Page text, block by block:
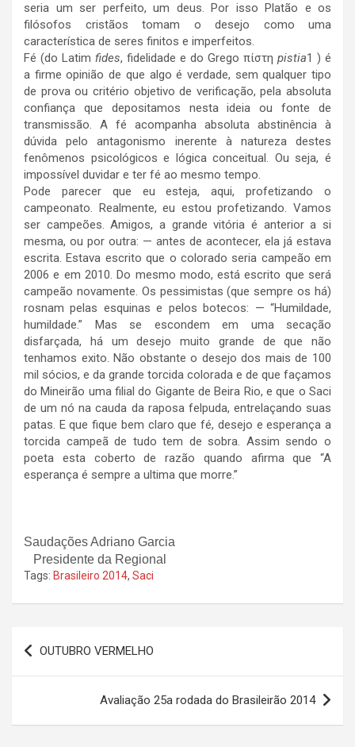
seria um ser perfeito, um deus. Por isso Platão e os
filósofos cristãos tomam o desejo como uma
característica de seres finitos e imperfeitos.
Fé (do Latim fides, fidelidade e do Grego πίστη pistia1 ) é
a firme opinião de que algo é verdade, sem qualquer tipo
de prova ou critério objetivo de verificação, pela absoluta
confiança que depositamos nesta ideia ou fonte de
transmissão. A fé acompanha absoluta abstinência à
dúvida pelo antagonismo inerente à natureza destes
fenômenos psicológicos e lógica conceitual. Ou seja, é
impossível duvidar e ter fé ao mesmo tempo.
Pode parecer que eu esteja, aqui, profetizando o
campeonato. Realmente, eu estou profetizando. Vamos
ser campeões. Amigos, a grande vitória é anterior a si
mesma, ou por outra: — antes de acontecer, ela já estava
escrita. Estava escrito que o colorado seria campeão em
2006 e em 2010. Do mesmo modo, está escrito que será
campeão novamente. Os pessimistas (que sempre os há)
rosnam pelas esquinas e pelos botecos: — “Humildade,
humildade.” Mas se escondem em uma secação
disfarçada, há um desejo muito grande de que não
tenhamos exito. Não obstante o desejo dos mais de 100
mil sócios, e da grande torcida colorada e de que façamos
do Mineirão uma filial do Gigante de Beira Rio, e que o Saci
de um nó na cauda da raposa felpuda, entrelaçando suas
patas. E que fique bem claro que fé, desejo e esperança a
torcida campeã de tudo tem de sobra. Assim sendo o
poeta esta coberto de razão quando afirma que “A
esperança é sempre a ultima que morre.”
Saudações Adriano Garcia
Presidente da Regional
Tags: Brasileiro 2014, Saci
Navegação
de
OUTUBRO VERMELHO
Avaliação 25a rodada do Brasileirão 2014